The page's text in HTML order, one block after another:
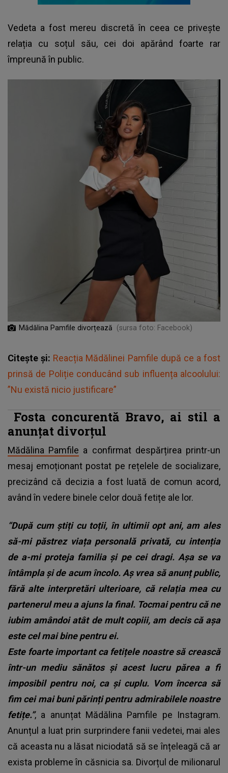
Vedeta a fost mereu discretă în ceea ce privește
relația cu soțul său, cei doi apărând foarte rar
împreună în public.
Mădălina Pamfile divorțează (sursa foto: Facebook)
Citește și: Reacția Mădălinei Pamfile după ce a fost
prinsă de Poliție conducând sub influența alcoolului:
”Nu există nicio justificare”
Fosta concurentă Bravo, ai stil a
anunțat divorțul
Mădălina Pamfile a confirmat despărțirea printr-un
mesaj emoționant postat pe rețelele de socializare,
precizând că decizia a fost luată de comun acord,
având în vedere binele celor două fetițe ale lor.
“După cum știți cu toții, în ultimii opt ani, am ales
să-mi păstrez viața personală privată, cu intenția
de a-mi proteja familia și pe cei dragi. Așa se va
întâmpla și de acum încolo. Aș vrea să anunț public,
fără alte interpretări ulterioare, că relația mea cu
partenerul meu a ajuns la final. Tocmai pentru că ne
iubim amândoi atât de mult copiii, am decis că așa
este cel mai bine pentru ei.
Este foarte important ca fetițele noastre să crească
într-un mediu sănătos și acest lucru părea a fi
imposibil pentru noi, ca și cuplu. Vom încerca să
fim cei mai buni părinți pentru admirabilele noastre
fetițe.”, a anunțat Mădălina Pamfile pe Instagram.
Anunțul a luat prin surprindere fanii vedetei, mai ales
că aceasta nu a lăsat niciodată să se înțeleagă că ar
exista probleme în căsnicia sa. Divorțul de milionarul